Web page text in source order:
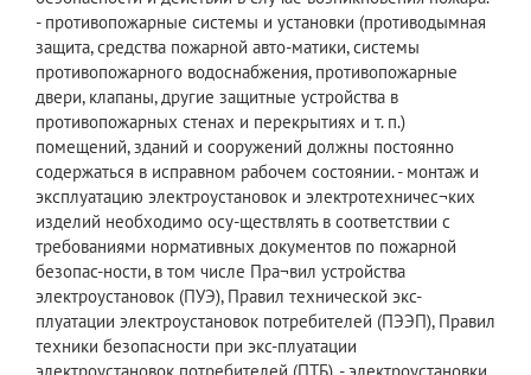
- противопожарные системы и установки (противодымная
защита, средства пожарной авто-матики, системы
противопожарного водоснабжения, противопожарные
двери, клапаны, другие защитные устройства в
противопожарных стенах и перекрытиях и т. п.)
помещений, зданий и сооружений должны постоянно
содержаться в исправном рабочем состоянии. - монтаж и
эксплуатацию электроустановок и электротехничес¬ких
изделий необходимо осу-ществлять в соответствии с
требованиями нормативных документов по пожарной
безопас-ности, в том числе Пра¬вил устройства
электроустановок (ПУЭ), Правил технической экс-
плуатации электроустановок потребителей (ПЭЭП), Правил
техники безопасности при экс-плуатации